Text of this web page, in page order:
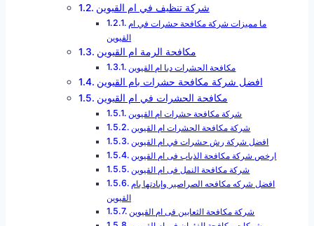
شركة تنظيف في ام القيوين
القيوين
‎مكافحة الرمة ام القيوين
مكافحة الحشرات دبا ام القيوين
افضل شركة مكافحة حشرات بام القيوين
مكافحة الحشرات في ام القيوين
شركة مكافحة حشرات ام القيوين
شركة مكافحة الحشرات ام القيوين
افضل شركة رش حشرات في ام القيوين
ارخص شركة مكافحة الذباب فى ام القيوين
شركة مكافحة النمل فى ام القيوين
افضل شركه مكافحه الصراصير وإبادتها بام
القيوين
شركة مكافحة الثعابين فى ام القيوين